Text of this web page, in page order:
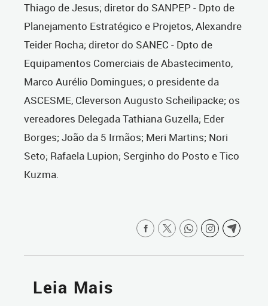
Thiago de Jesus; diretor do SANPEP - Dpto de
Planejamento Estratégico e Projetos, Alexandre
Teider Rocha; diretor do SANEC - Dpto de
Equipamentos Comerciais de Abastecimento,
Marco Aurélio Domingues; o presidente da
ASCESME, Cleverson Augusto Scheilipacke; os
vereadores Delegada Tathiana Guzella; Eder
Borges; João da 5 Irmãos; Meri Martins; Nori
Seto; Rafaela Lupion; Serginho do Posto e Tico
Kuzma.
Leia Mais